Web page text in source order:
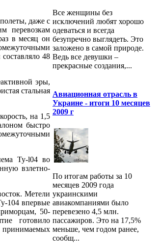
даже с
перевозкам
в месяц он
48
эры,
стальная
на 1,5
быстро
Ту-l04 во
взлетно-
Метели
104 впервые
50-
готовило
Все женщины без
исключений любят хорошо
одеваться и всегда
безупречно выглядеть. Это
заложено в самой природе.
Ведь все девушки –
прекрасные создания,...
Авиационная отрасль в
Украине - итоги 10 месяцев
2009 г
По итогам работы за 10
месяцев 2009 года
украинскими
авиакомпаниями было
перевезено 4,5 млн.
пассажиров. Это на 17,5%
меньше, чем годом ранее,
сообщ...